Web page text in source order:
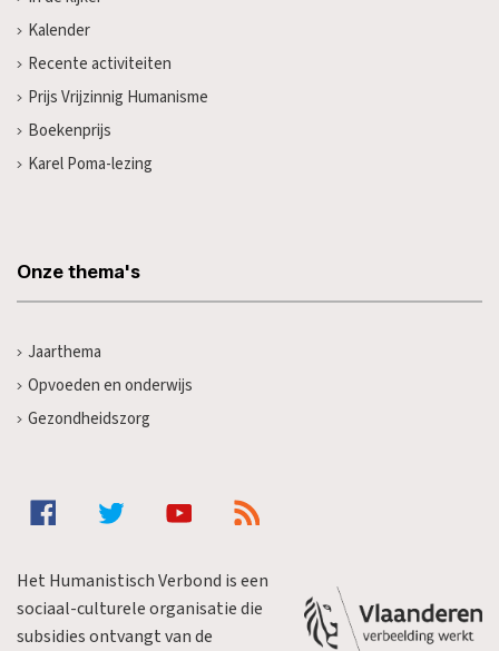
Kalender
Recente activiteiten
Prijs Vrijzinnig Humanisme
Boekenprijs
Karel Poma-lezing
Onze thema's
Jaarthema
Opvoeden en onderwijs
Gezondheidszorg
Het Humanistisch Verbond is een
sociaal-culturele organisatie die
subsidies ontvangt van de